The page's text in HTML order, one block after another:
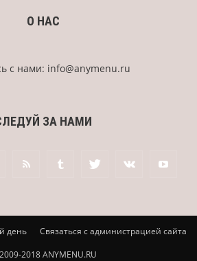
О НАС
с нами: info@anymenu.ru
ЗА НАМИ
день
Связаться с администрацией сайта
2018 ANYMENU.RU